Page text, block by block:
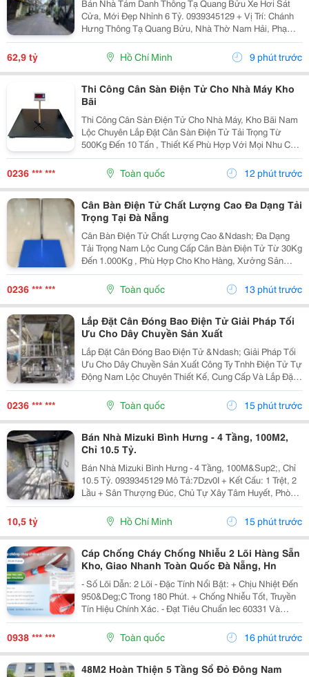
Bán Nhà Tám Danh Thông Tạ Quang Bửu Xe Hơi Sát
Cửa, Mới Đẹp Nhỉnh 6 Tỷ. 0939345129 + Vị Trí: Chánh
Hưng Thông Tạ Quang Bửu, Nhà Thờ Nam Hải, Phạm
Hùng, Cao Lổ, Thanh Loan... Sát Cầu Nguyễn Tri
Phương Qua Q.5, Q.1 + Tiện Ích: Chợ, Trường Học
62,9 tỷ Hồ Chí Minh 9 phút trước
Thi Công Cân Sàn Điện Tử Cho Nhà Máy Kho
Bãi
Thi Công Cân Sàn Điện Tử Cho Nhà Máy, Kho Bãi Nam
Lộc Chuyên Lắp Đặt Cân Sàn Điện Tử Tải Trọng Từ
500Kg Đến 10 Tấn , Thiết Kế Phù Hợp Với Mọi Nhu Cầu
Sử Dụng Trong Sản Xuất Và Logistics. Cam Kết Khung
Cân Chắc Chắn. Loadcell Chính Hãng. ...
0236 *** *** Toàn quốc 12 phút trước
Cân Bàn Điện Tử Chất Lượng Cao Đa Dạng Tải
Trọng Tại Đà Nẵng
Cân Bàn Điện Tử Chất Lượng Cao &Ndash; Đa Dạng
Tải Trọng Nam Lộc Cung Cấp Cân Bàn Điện Tử Từ 30Kg
Đến 1.000Kg , Phù Hợp Cho Kho Hàng, Xưởng Sản
Xuất, Siêu Thị, Cửa Hàng Và Doanh Nghiệp. Ưu Điểm
Nổi Bật ✔️ Kết Quả Cân Nhanh Và Chính Xác. ✔️ Mặt...
0236 *** *** Toàn quốc 13 phút trước
Lắp Đặt Cân Đóng Bao Điện Tử Giải Pháp Tối
Ưu Cho Dây Chuyền Sản Xuất
Lắp Đặt Cân Đóng Bao Điện Tử &Ndash; Giải Pháp Tối
Ưu Cho Dây Chuyền Sản Xuất Công Ty Tnhh Điện Tử Tự
Động Nam Lộc Chuyên Thiết Kế, Cung Cấp Và Lắp Đặt
Hệ Thống Cân Đóng Bao Điện Tử Với Độ Chính Xác
Cao, Đáp Ứng Nhu Cầu Đóng Bao Tự Động Cho Nhiều...
0236 *** *** Toàn quốc 15 phút trước
Bán Nhà Mizuki Bình Hưng - 4 Tầng, 100M2,
Chỉ 10.5 Tỷ.
Bán Nhà Mizuki Bình Hưng - 4 Tầng, 100M&Sup2;, Chỉ
10.5 Tỷ. 0939345129 Mô Tả:7Dzv0I + Kết Cấu: 1 Trệt, 2
Lầu + Sân Thượng Đúc, Chủ Tự Xây Tâm Huyết, Phòng
Khách, Gian Bếp Siêu Rộng, Giếng Trời Giữa Và Sau
Nhà, Cổng Rào, Lề Đường 4M + Vị Trí:...
10,5 tỷ Hồ Chí Minh 15 phút trước
Cáp Chống Cháy Chống Nhiễu 2 Lõi Hàng Sẵn
Kho, Giao Nhanh Toàn Quốc Đà Nẵng, Hn
- Số Lõi Dẫn: 2 Lõi - Đặc Tính Nổi Bật: + Chịu Nhiệt Đến
950&Deg;C Trong 180 Phút. + Chống Nhiễu Tốt, Truyền
Tín Hiệu Chính Xác. - Đạt Tiêu Chuẩn Iec 60331 Và
Bs6387 Được Kiểm Định Bởi Quatest 3 - Cách Điện
Bằng Lszh Và Có Một Lớp Lá Nhôm Chống...
0938 *** *** Toàn quốc 16 phút trước
48M2 Hoàn Thiện 5 Tầng Sổ Đỏ Đông Nam